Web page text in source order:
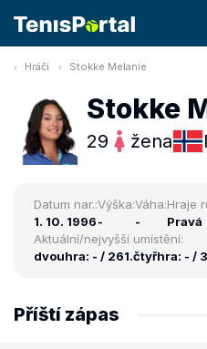
Hráči Stokke Melanie
Stokke
29 žena
Datum nar.:
1. 10. 1996
Výška:
-
Váha:
-
Hraje
Pravá
Aktuální/nejvyšší umístění:
dvouhra: - / 261.čtyřhra: - /
Příští zápas